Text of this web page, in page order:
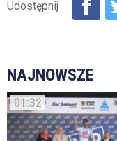
NAJNOWSZE
01:32